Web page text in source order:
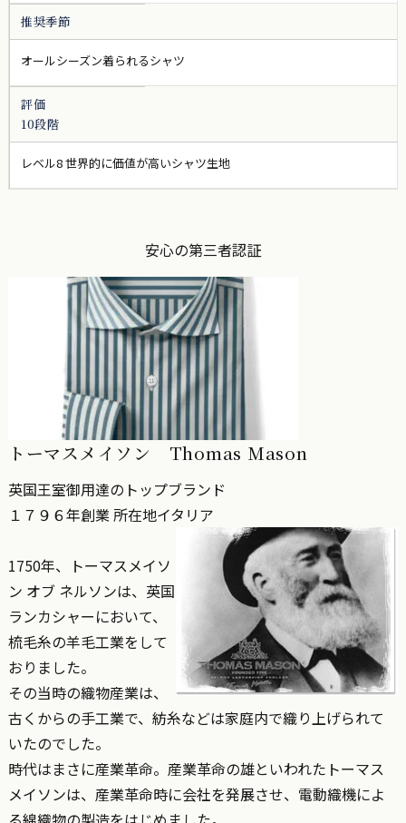
推奨季節
オールシーズン着られるシャツ
評価
10段階
レベル8 世界的に価値が高いシャツ生地
安心の第三者認証
トーマスメイソン Thomas Mason
英国王室御用達のトップブランド
１７９６年創業 所在地イタリア
1750年、トーマスメイソ
ン オブ ネルソンは、英国
ランカシャーにおいて、
梳毛糸の羊毛工業をして
おりました。
その当時の織物産業は、
古くからの手工業で、紡糸などは家庭内で織り上げられて
いたのでした。
時代はまさに産業革命。産業革命の雄といわれたトーマス
メイソンは、産業革命時に会社を発展させ、電動織機によ